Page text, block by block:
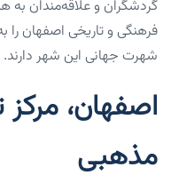
گردشگران و علاقه‌مندان به
فرهنگی و تاریخی اصفهان
شهرت جهانی این شهر دارند.
اصفهان،
مذهبی